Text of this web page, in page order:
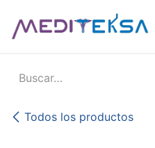
Todos los productos